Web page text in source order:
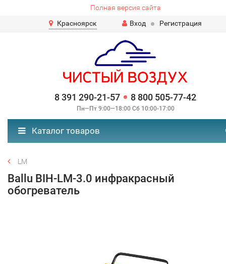
Полная версия сайта
Красноярск
Вход Регистрация
8 391 290-21-57 8 800 505-77-42
Пн—Пт 9:00—18:00 Сб 10:00-17:00
Каталог товаров
LM
Ballu BIH-LM-3.0 инфракрасный
обогреватель